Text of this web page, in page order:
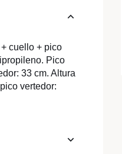
cuello + pico
Pico
33 cm. Altura
vertedor: